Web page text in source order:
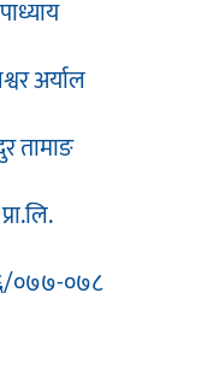
अर्याल
तामाङ
०७७-०७८